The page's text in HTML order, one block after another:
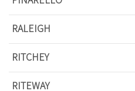
RALEIGH
RITCHEY
RITEWAY